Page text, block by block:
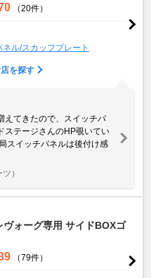
（20件）
ル/スカッフプレート
を探す
えてきたので、スイッチパ
ステージさんのHP覗いてい
スイッチパネルは後付け感
）
ヴォーグ専用 サイドBOXゴ
（79件）